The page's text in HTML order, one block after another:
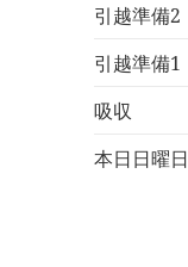
引越準備2
引越準備1
吸収
本日日曜日